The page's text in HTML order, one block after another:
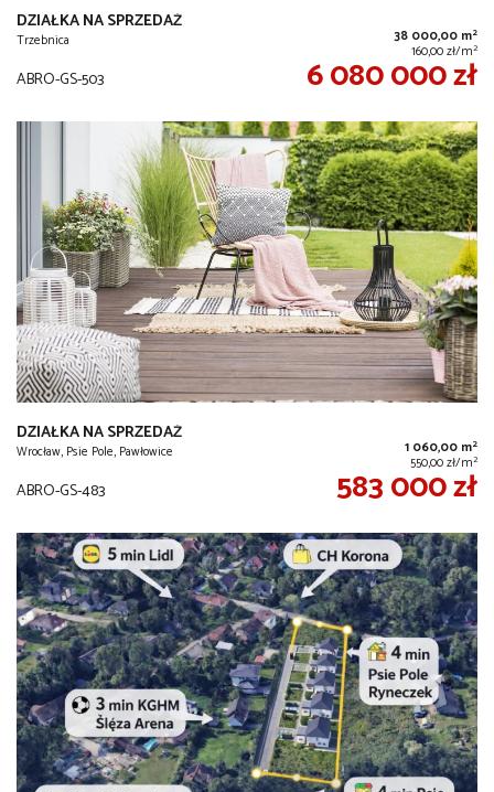
DZIAŁKA NA SPRZEDAŻ
Trzebnica 38 000,00 m2
160,00 zł/m2
ABRO-GS-503 6 080 000 zł
DZIAŁKA NA SPRZEDAŻ
Wrocław, Psie Pole, Pawłowice 1 060,00 m2
550,00 zł/m2
ABRO-GS-483 583 000 zł